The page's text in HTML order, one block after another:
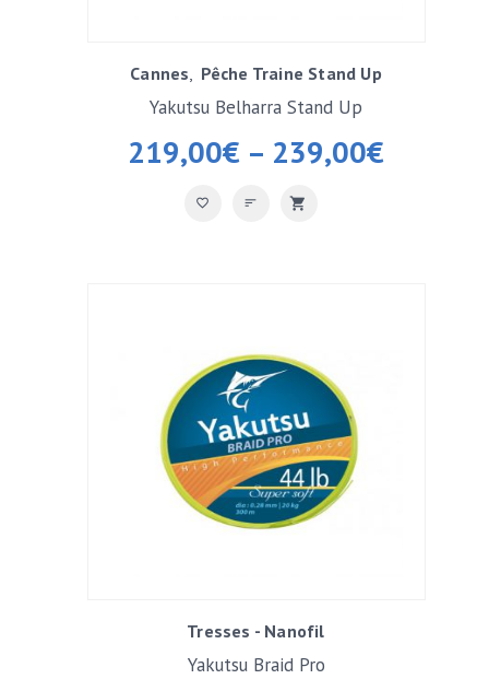
Cannes Pêche Traine Stand Up
219,00€ – 239,00€
Yakutsu Belharra Stand Up
Tresses - Nanofil
Yakutsu Braid Pro